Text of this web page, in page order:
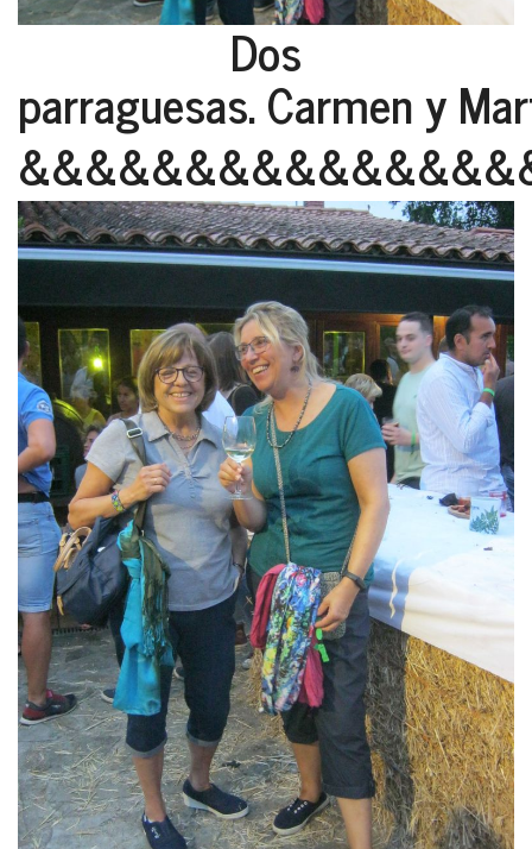
Dos
parraguesas. Carmen y